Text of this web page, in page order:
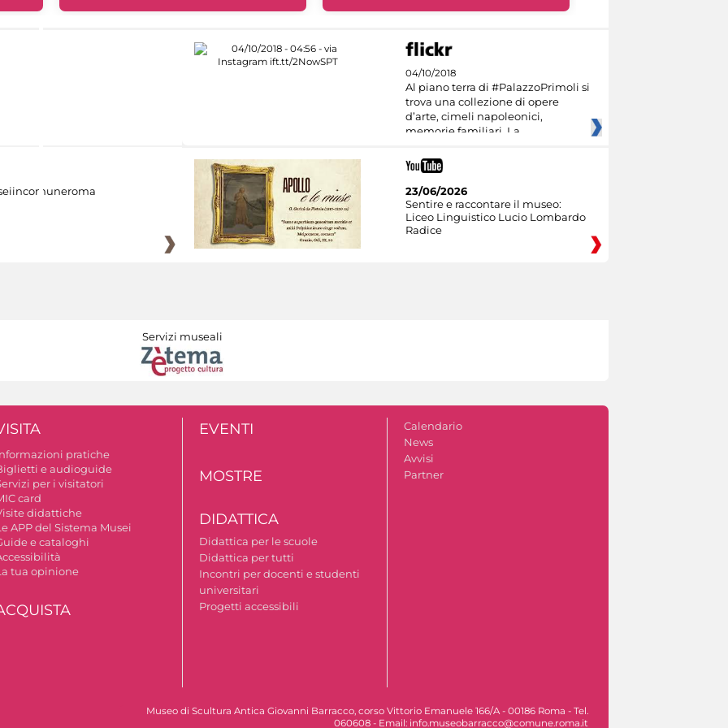
04/10/2018
Al piano terra di #PalazzoPrimoli si
trova una collezione di opere
d’arte, cimeli napoleonici,
memorie familiari. La
23/06/2026
Sentire e raccontare il museo:
Liceo Linguistico Lucio Lombardo
Radice
Servizi museali
pratiche
e audioguide
per i visitatori
card
didattiche
APP del Sistema Musei
e cataloghi
tua opinione
EVENTI
MOSTRE
DIDATTICA
Didattica per le scuole
Didattica per tutti
Incontri per docenti e studenti
universitari
Progetti accessibili
Calendario
News
Avvisi
Partner
Museo di Scultura Antica Giovanni Barracco, corso Vittorio Emanuele 166/A - 00186 Roma - Tel.
060608 - Email: info.museobarracco@comune.roma.it